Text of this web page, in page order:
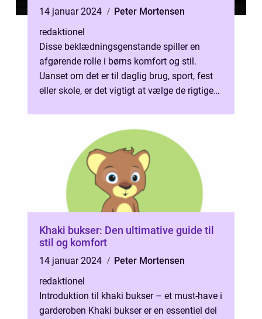
14 januar 2024
Peter Mortensen
redaktionel
Disse beklædningsgenstande spiller en
afgørende rolle i børns komfort og stil.
Uanset om det er til daglig brug, sport, fest
eller skole, er det vigtigt at vælge de rigtige
Khaki bukser: Den ultimative guide til
stil og komfort
14 januar 2024
Peter Mortensen
redaktionel
Introduktion til khaki bukser – et must-have i
garderoben Khaki bukser er en essentiel del